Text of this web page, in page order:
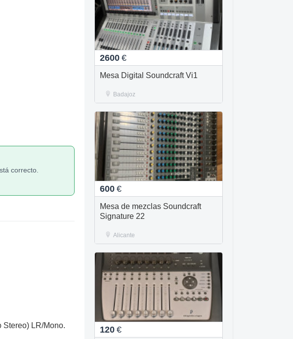
correcto.
Stereo) LR/Mono.
2600 €
Mesa Digital Soundcraft Vi1
Badajoz
600 €
Mesa de mezclas Soundcraft
Signature 22
Alicante
120 €